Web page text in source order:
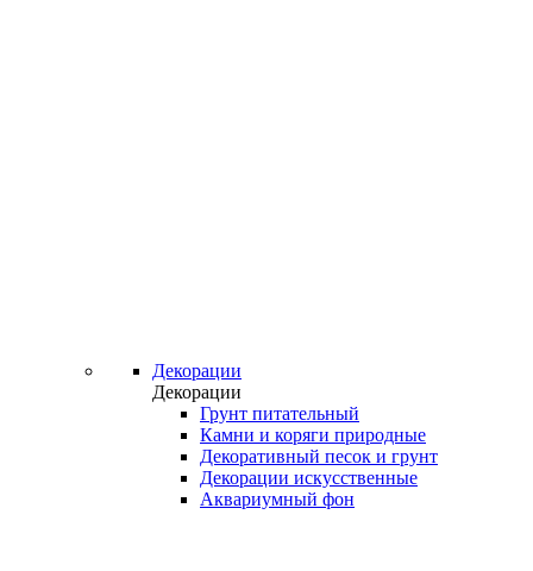
Декорации
Декорации
Грунт питательный
Камни и коряги природные
Декоративный песок и грунт
Декорации искусственные
Аквариумный фон